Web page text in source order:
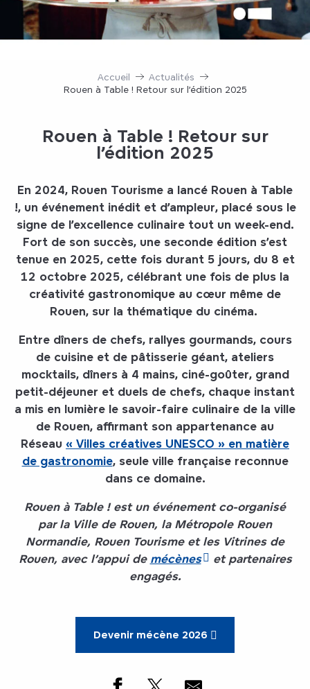
Accueil
Actualités
Rouen à Table ! Retour sur l’édition 2025
Rouen à Table ! Retour sur
l’édition 2025
En 2024, Rouen Tourisme a lancé Rouen à Table
!, un événement inédit et d’ampleur, placé sous le
signe de l’excellence culinaire tout un week-end.
Fort de son succès, une seconde édition s’est
tenue en 2025, cette fois durant 5 jours, du 8 et
12 octobre 2025, célébrant une fois de plus la
créativité gastronomique au cœur même de
Rouen, sur la thématique du cinéma.
Entre dîners de chefs, rallyes gourmands, cours
de cuisine et de pâtisserie géant, ateliers
mocktails, dîners à 4 mains, ciné-goûter, grand
petit-déjeuner et duels de chefs, chaque instant
a mis en lumière le savoir-faire culinaire de la ville
de Rouen, affirmant son appartenance au
Réseau « Villes créatives UNESCO » en matière
de gastronomie, seule ville française reconnue
dans ce domaine.
Rouen à Table ! est un événement co-organisé
par la Ville de Rouen, la Métropole Rouen
Normandie, Rouen Tourisme et les Vitrines de
Rouen, avec l’appui de mécènes
et partenaires
engagés.
Devenir mécène 2026